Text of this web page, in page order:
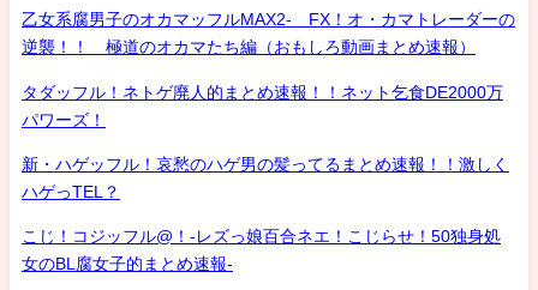
乙女系腐男子のオカマッフルMAX2- FX！オ・カマトレーダーの
逆襲！！ 極道のオカマたち編（おもしろ動画まとめ速報）
タダッフル！ネトゲ廃人的まとめ速報！！ネット乞食DE2000万
パワーズ！
新・ハゲッフル！哀愁のハゲ男の髪ってるまとめ速報！！激しく
ハゲっTEL？
こじ！コジッフル@！-レズっ娘百合ネエ！こじらせ！50独身処
女のBL腐女子的まとめ速報-